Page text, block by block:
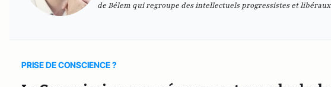
de Bélem qui regroupe des intellectuels progressistes et
PRISE DE CONSCIENCE ?